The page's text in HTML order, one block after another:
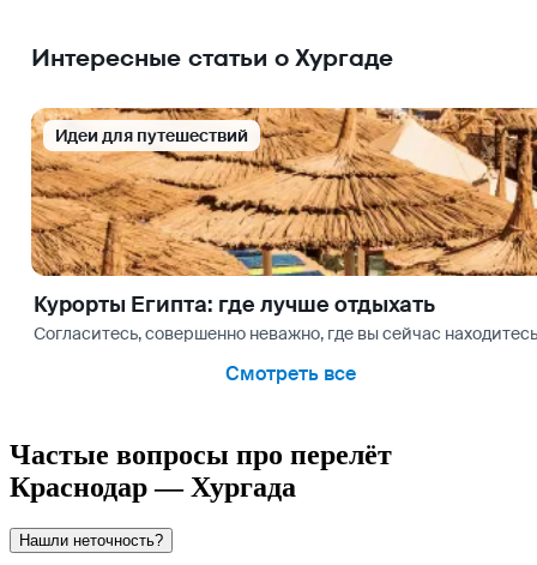
Интересные статьи о Хургаде
Идеи для путешествий
Курорты Египта: где лучше отдыхать
Согласитесь, совершенно неважно, где вы сейчас
Смотреть все
Частые вопросы про перелёт
Краснодар — Хургада
Нашли неточность?